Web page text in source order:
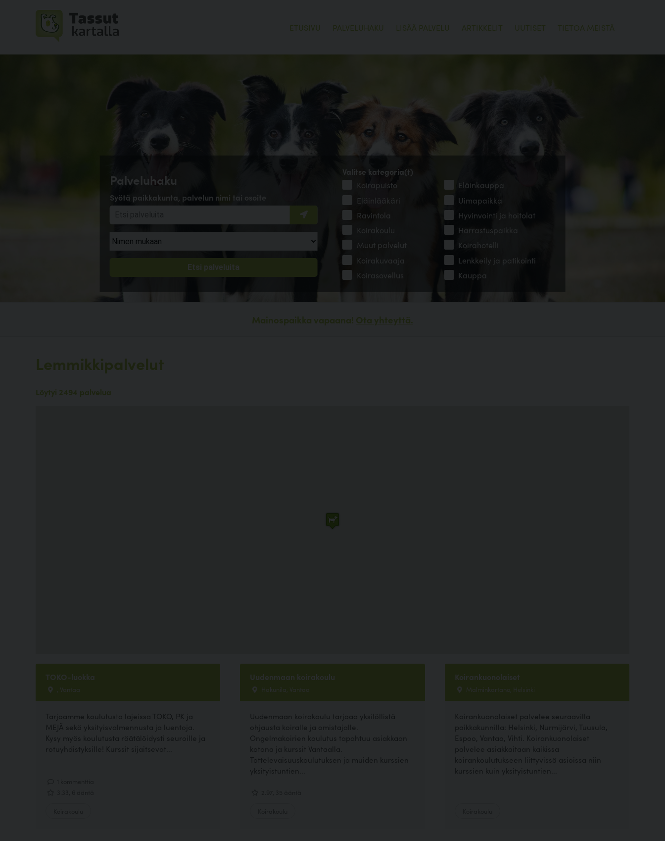
ETUSIVU PALVELUHAKU LISÄÄ PALVELU ARTIKKELIT UUTISET TIETOA MEISTÄ
Palveluhaku
Syötä paikkakunta, palvelun nimi tai osoite
Valitse kategoria(t)
Koirapuisto
Eläinkauppa
Eläinlääkäri
Uimapaikka
Ravintola
Hyvinvointi ja hoitolat
Koirakoulu
Harrastuspaikka
Muut palvelut
Koirahotelli
Koirakuvaaja
Lenkkeily ja patikointi
Koirasovellus
Kauppa
Mainospaikka vapaana! Ota yhteyttä.
Lemmikkipalvelut
Löytyi 2494 palvelua
TOKO-luokka
, Vantaa
Tarjoamme koulutusta lajeissa TOKO, PK ja
MEJÄ sekä yksityisvalmennusta ja luentoja.
Kysy myös koulutusta räätälöidysti seuroille ja
rotuyhdistyksille! Kurssit sijaitsevat...
Uudenmaan koirakoulu
Hakunila, Vantaa
Uudenmaan koirakoulu tarjoaa yksilöllistä
ohjausta koiralle ja omistajalle.
Ongelmakoirien koulutus tapahtuu asiakkaan
kotona ja kurssit Vantaalla.
Tottelevaisuuskoulutuksen ja muiden kurssien
yksityistuntien...
Koirankuonolaiset
Malminkartano, Helsinki
Koirankuonolaiset palvelee seuraavilla
paikkakunnilla: Helsinki, Nurmijärvi, Tuusula,
Espoo, Vantaa, Vihti. Koirankuonolaiset
palvelee asiakkaitaan kaikissa
koirankoulutukseen liittyvissä asioissa niin
kurssien kuin yksityistuntien...